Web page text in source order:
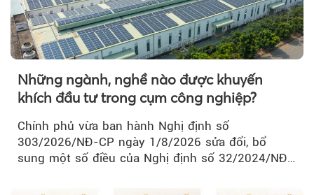
Những ngành, nghề nào được khuyến
khích đầu tư trong cụm công nghiệp?
Chính phủ vừa ban hành Nghị định số
303/2026/NĐ-CP ngày 1/8/2026 sửa đổi, bổ
sung một số điều của Nghị định số 32/2024/NĐ-